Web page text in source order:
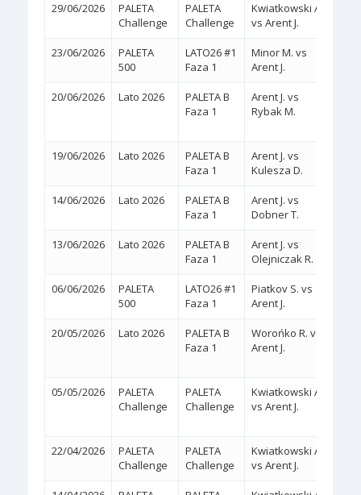
29/06/2026
PALETA
Challenge
PALETA
Challenge
Kwiatkowski A.
vs Arent J.
23/06/2026
PALETA
500
LATO26 #1
Faza 1
Minor M. vs
Arent J.
20/06/2026 Lato 2026
PALETA B
Faza 1
Arent J. vs
Rybak M.
19/06/2026 Lato 2026
PALETA B
Faza 1
Arent J. vs
Kulesza D.
14/06/2026 Lato 2026
PALETA B
Faza 1
Arent J. vs
Dobner T.
13/06/2026 Lato 2026
PALETA B
Faza 1
Arent J. vs
Olejniczak R.
06/06/2026
PALETA
500
LATO26 #1
Faza 1
Piatkov S. vs
Arent J.
20/05/2026 Lato 2026
PALETA B
Faza 1
Worońko R. vs
Arent J.
05/05/2026
PALETA
Challenge
PALETA
Challenge
Kwiatkowski A.
vs Arent J.
22/04/2026
PALETA
Challenge
PALETA
Challenge
Kwiatkowski A.
vs Arent J.